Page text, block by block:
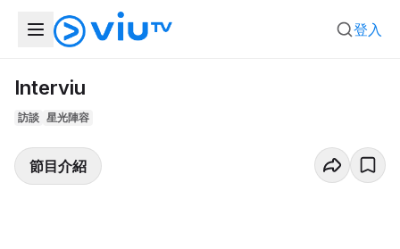
登入
Interviu
訪談 星光陣容
節目介紹